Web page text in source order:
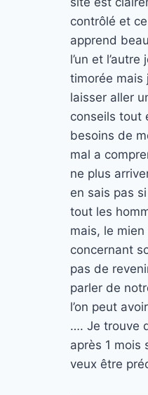
contrôlé et
apprend
l’un et
timorée mais
laisser aller
conseils tout
besoins de
mal a
ne plus
en sais pas
tout les
mais, le
concernant
pas de
parler de
l’on peut
…. Je trouve
après 1 mois
veux être